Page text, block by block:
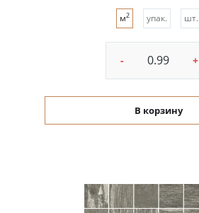
м2 упак. шт.
- +
В корзину